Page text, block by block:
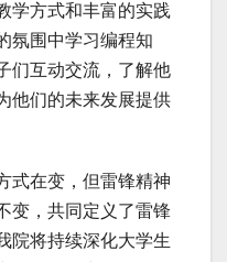
学方式和丰富的实践
氛围中学习编程知
们互动交流，了解他
他们的未来发展提供
在变，但雷锋精神
变，共同定义了雷锋
院将持续深化大学生